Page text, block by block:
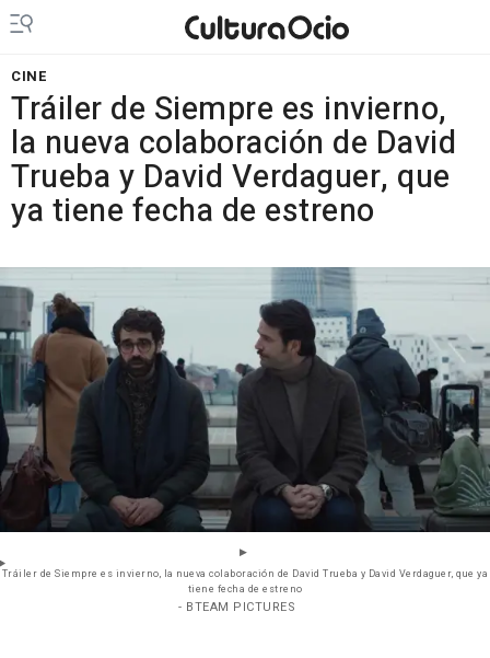
CINE
Tráiler de Siempre es invierno,
la nueva colaboración de David
Trueba y David Verdaguer, que
ya tiene fecha de estreno
Tráiler de Siempre es invierno, la nueva colaboración de David Trueba y David Verdaguer, que ya
tiene fecha de estreno
- BTEAM PICTURES